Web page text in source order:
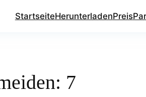
StartseiteHerunterladenPreis
7